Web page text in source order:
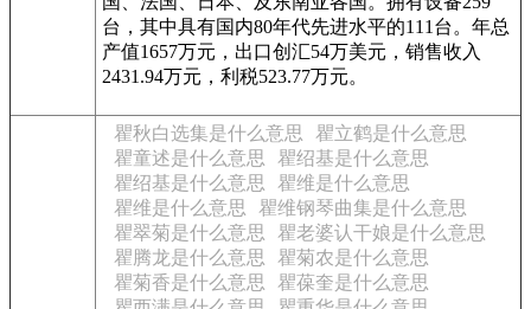
台，其中具有国内80年代先进水平的111台。年总
产值1657万元，出口创汇54万美元，销售收入
2431.94万元，利税523.77万元。
瞿秋白选集是什么意思
瞿立鹤是什么意思
瞿童述是什么意思
瞿绍基是什么意思
瞿绍基是什么意思
瞿维是什么意思
瞿维是什么意思
瞿维钢琴曲集是什么意思
瞿翠菊是什么意思
瞿老婆认干娘是什么意思
瞿腾龙是什么意思
瞿菊农是什么意思
瞿菊香是什么意思
瞿葆奎是什么意思